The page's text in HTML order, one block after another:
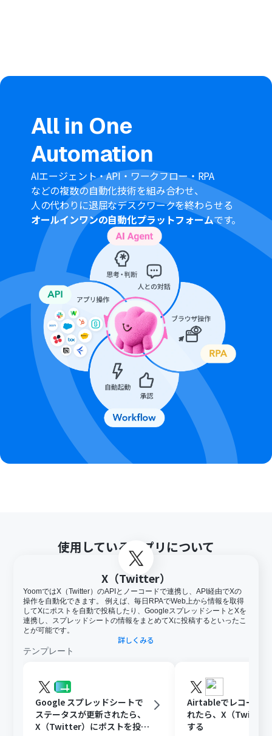
■このワークフローのカスタムポイント
由に設定してください。
Notionの「レコードを取得する」では、対象のデータベ
たいレコードの条件を任意で指定してください。
ChatGPTの「テキストを生成」では、「以下の情報を元
にSNS投稿を作成して」といった、文章を生成するための
メッセージ内容（プロンプト）を設定してください。
X（Twitter）の「ポストを投稿」では、ChatGPTの生成
結果をどのように使用するかなど、ポストするテキスト内
容を任意で指定してください。
Notionの「レコードを更新する（ID検索）」では、対象
のデータベースIDと更新したいレコードの条件、更新後の
値（例：ステータスを「投稿済み」に変更）を設定して
ください。
■注意事項
Notion、ChatGPT、X（Twitter）のそれぞれとYoomを
連携してください。
ChatGPT（OpenAI）のアクションを実行するには、
OpenAIのAPI有料プランの契約 が必要です。（APIが使用
されたときに支払いができる状態）
ChatGPTのAPI利用はOpenAI社が有料で提供しており、
API疎通時のトークンにより従量課金される仕組みとなっ
ています。そのため、API使用時にお支払いが行える状況
でない場合エラーが発生しますのでご注意ください。
All in One
Automation
AIエージェント・API・ワークフロー・RPA
などの複数の自動化技術を組み合わせ、
人の代わりに退屈なデスクワークを終わらせる
オールインワンの自動化プラットフォームです。
使用しているアプリについて
X（Twitter）
YoomではX（Twitter）のAPIとノーコードで連携し、API経由でXの
操作を自動化できます。 例えば、毎日RPAでWeb上から情報を取得
してXにポストを自動で投稿したり、GoogleスプレッドシートとXを
連携し、スプレッドシートの情報をまとめてXに投稿するといったこ
とが可能です。
詳しくみる
テンプレート
Google スプレッドシートで
ステータスが更新されたら、
X（Twitter）にポストを投稿
Airtableでレコード
れたら、X（Twitter
する